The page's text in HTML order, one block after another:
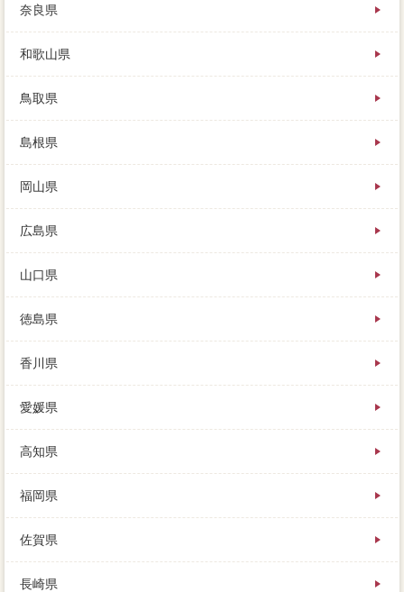
奈良県
和歌山県
鳥取県
島根県
岡山県
広島県
山口県
徳島県
香川県
愛媛県
高知県
福岡県
佐賀県
長崎県